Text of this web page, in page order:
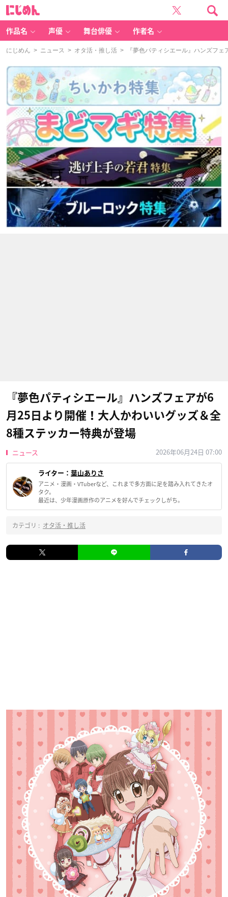
作品名 声優 舞台俳優 作者名
にじめん > ニュース > オタ活・推し活 > 『夢色パティシエール』ハンズフェ
『夢色パティシエール』ハンズフェアが6
月25日より開催！大人かわいいグッズ＆全
8種ステッカー特典が登場
ニュース 2026年06月24日 07:00
ライター： 葉山ありさ
アニメ・漫画・VTuberなど、これまで多方面に足を踏み入れてきたオ
タク。
最近は、少年漫画原作のアニメを好んでチェックしがち。
カテゴリ : オタ活・推し活